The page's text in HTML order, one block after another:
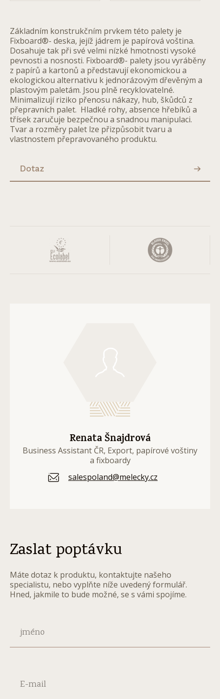
Základním konstrukčním prvkem této palety je
Fixboard®- deska, jejíž jádrem je papírová voština.
Dosahuje tak při své velmi nízké hmotnosti vysoké
pevnosti a nosnosti. Fixboard®- palety jsou vyráběny
z papírů a kartonů a představují ekonomickou a
ekologickou alternativu k jednorázovým dřevěným a
plastovým paletám. Jsou plně recyklovatelné.
Minimalizují riziko přenosu nákazy, hub, škůdců z
přepravních palet. Hladké rohy, absence hřebíků a
třísek zaručuje bezpečnou a snadnou manipulaci.
Tvar a rozměry palet lze přizpůsobit tvaru a
vlastnostem přepravovaného produktu.
Dotaz
Renata Šnajdrová
Business Assistant ČR, Export, papírové voštiny
a fixboardy
salespoland@melecky.cz
Zaslat poptávku
Máte dotaz k produktu, kontaktujte našeho
specialistu, nebo vyplňte níže uvedený formulář.
Hned, jakmile to bude možné, se s vámi spojíme.
jméno
E-mail